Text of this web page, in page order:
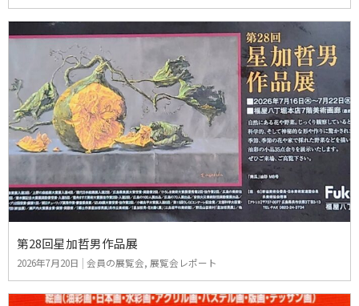
第28回星加哲男作品展
2026年7月20日 | 会員の展覧会, 展覧会レポート